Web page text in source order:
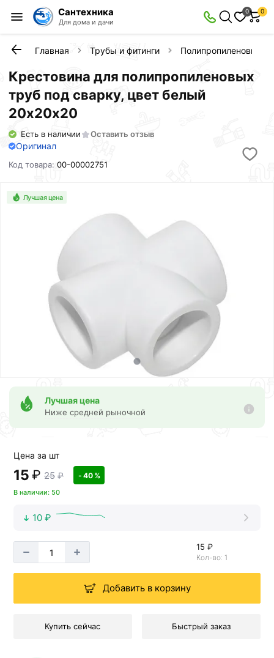
Сантехника
Для дома и дачи
0 0
Главная Трубы и фитинги Полипропиленовые
Крестовина для полипропиленовых
труб под сварку, цвет белый
20х20х20
Есть в наличии Оставить отзыв
Оригинал
Код товара:00-00002751
Лучшая цена
Лучшая цена
Ниже средней рыночной
Цена за шт
15 ₽ 25 ₽ - 40 %
В наличии: 50
10 ₽
15 ₽
Кол-во: 1
Добавить в корзину
Купить сейчас Быстрый заказ